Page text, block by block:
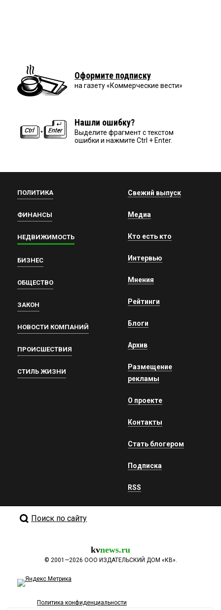
Оформите подписку
на газету «Коммерческие вести»
Нашли ошибку?
Выделите фрагмент с текстом
ошибки и нажмите Ctrl + Enter.
ПОЛИТИКА
ФИНАНСЫ
НЕДВИЖИМОСТЬ
БИЗНЕС
ОБЩЕСТВО
ЗАКОН
НОВОСТИ КОМПАНИЙ
ПРОИСШЕСТВИЯ
СТИЛЬ ЖИЗНИ
Свежий выпуск
Медиа
Кто есть кто
Интервью
Мнения
Рейтинги
Блоги
Архив
Размещение
рекламы
О проекте
Контакты
Стать блогером
Подписка
RSS
Поиск по сайту
kvnews.ru
© 2001—2026 ООО ИЗДАТЕЛЬСКИЙ ДОМ «КВ».
Политика конфиденциальности